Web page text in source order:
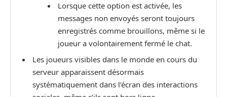
Lorsque cette option est activée, les
messages non envoyés seront toujours
enregistrés comme brouillons, même si le
joueur a volontairement fermé le chat.
Les joueurs visibles dans le monde en cours du
serveur apparaissent désormais
systématiquement dans l’écran des interactions